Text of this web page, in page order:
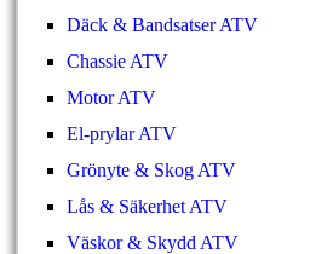
Däck & Bandsatser ATV
Chassie ATV
Motor ATV
El-prylar ATV
Grönyte & Skog ATV
Lås & Säkerhet ATV
Väskor & Skydd ATV